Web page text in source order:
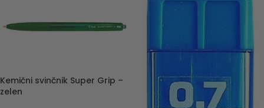
Kemični svinčnik Super Grip –
zelen